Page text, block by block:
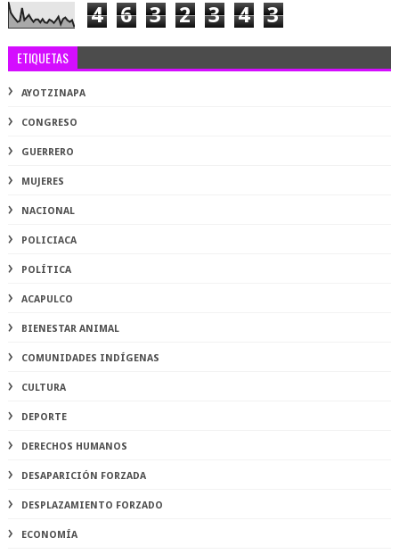
4 6 3 2 3 4 3
ETIQUETAS
AYOTZINAPA
CONGRESO
GUERRERO
MUJERES
NACIONAL
POLICIACA
POLÍTICA
ACAPULCO
BIENESTAR ANIMAL
COMUNIDADES INDÍGENAS
CULTURA
DEPORTE
DERECHOS HUMANOS
DESAPARICIÓN FORZADA
DESPLAZAMIENTO FORZADO
ECONOMÍA